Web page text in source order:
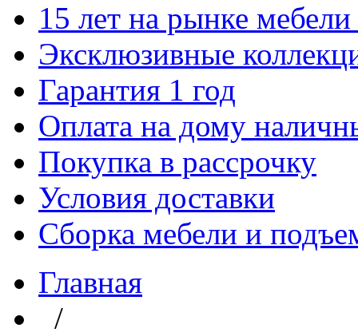
15 лет на рынке
Эксклюзивные
Гарантия 1 год
Оплата на дому
Покупка в рассрочку
Условия доставки
Сборка мебели и
Главная
/